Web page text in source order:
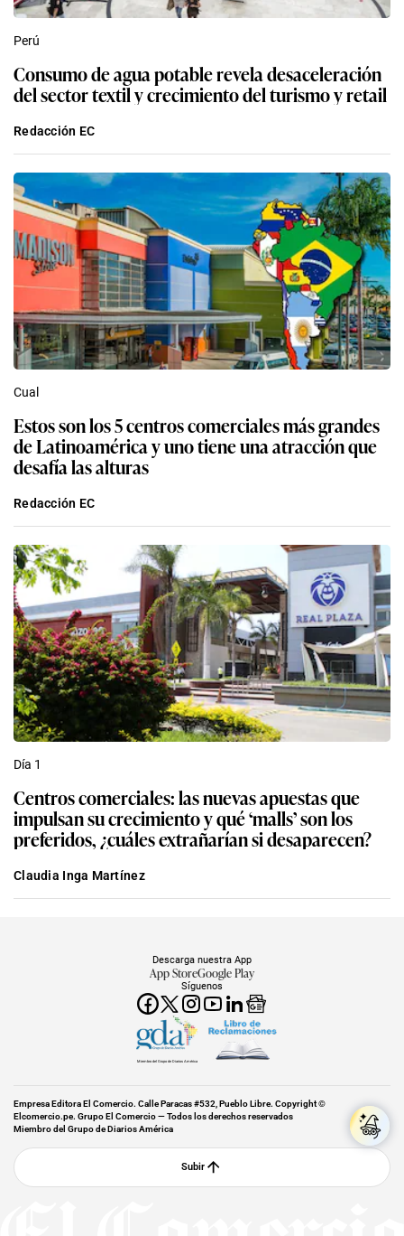
Perú
Consumo de agua potable revela desaceleración
del sector textil y crecimiento del turismo y retail
Redacción EC
Cual
Estos son los 5 centros comerciales más grandes
de Latinoamérica y uno tiene una atracción que
desafía las alturas
Redacción EC
Día 1
Centros comerciales: las nuevas apuestas que
impulsan su crecimiento y qué ‘malls’ son los
preferidos, ¿cuáles extrañarían si desaparecen?
Claudia Inga Martínez
Síguenos
Descarga nuestra App
App StoreGoogle Play
Miembro del Grupo de Diarios América
Empresa Editora El Comercio. Calle Paracas #532, Pueblo Libre. Copyright ©
Elcomercio.pe. Grupo El Comercio — Todos los derechos reservados
Miembro del Grupo de Diarios América
Subir